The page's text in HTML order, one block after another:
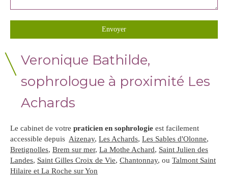
Envoyer
Veronique Bathilde,
sophrologue à proximité Les
Achards
Le cabinet de votre praticien en sophrologie est facilement
accessible depuis Aizenay, Les Achards, Les Sables d'Olonne,
Bretignolles, Brem sur mer, La Mothe Achard, Saint Julien des
Landes, Saint Gilles Croix de Vie, Chantonnay, ou Talmont Saint
Hilaire et La Roche sur Yon